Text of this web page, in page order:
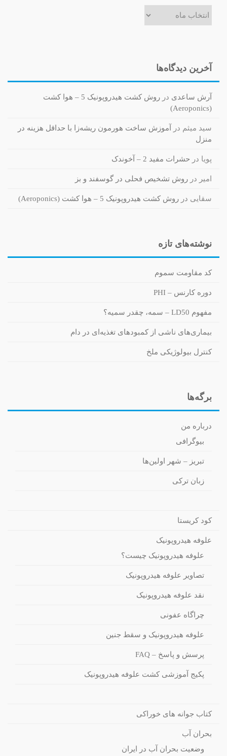
آخرین دیدگاه‌ها
آرش ساعدی در
روش کشت هیدروپونیک 5 – هوا کشت
(Aeroponics)
سید میثم در
آموزش ساخت هورمون ریشه‌زا با حداقل هزینه در
منزل
پویا در حشرات مفید 2 – آخوندک
امیر در روش تشخیص فحلی در گوسفند و بز
سقایی در روش کشت هیدروپونیک 5 – هوا کشت (Aeroponics)
نوشته‌های تازه
کد مقاومت سموم
دوره کارنس – PHI
مفهوم LD50 – سمه، چقدر سمیه؟
بیماری‌های ناشی از کمبودهای تغذیه‌ای در دام
کنترل بیولوژیکی ملخ
برگه‌ها
درباره من
بیوگرافی
تبریز – شهر اولین‌ها
زبان ترکی
کود کریستا
علوفه هیدروپونیک
علوفه هیدروپونیک چیست؟
تصاویر علوفه هیدروپونیک
نقد علوفه هیدروپونیک
چراگاه عفونی
علوفه هیدروپونیک و سقط جنین
پرسش و پاسخ – FAQ
پکیج آموزشی کشت علوفه هیدروپونیک
کتاب جوانه های خوراکی
بحران آب
وضعیت بحران آب در ایران